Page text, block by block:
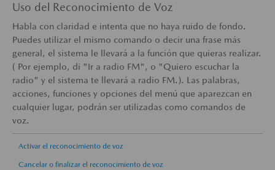
Uso del Reconocimiento de Voz
Habla con claridad e intenta que no haya ruido de fondo.
Puedes utilizar el mismo comando o decir una frase más
general, el sistema le llevará a la función que quieras realizar.
( Por ejemplo, di "Ir a radio FM", o "Quiero escuchar la
radio" y el sistema te llevará a radio FM.). Las palabras,
acciones, funciones y opciones del menú que aparezcan en
cualquier lugar, podrán ser utilizadas como comandos de
voz.
Activar el reconocimiento de voz
Cancelar o finalizar el reconocimiento de voz